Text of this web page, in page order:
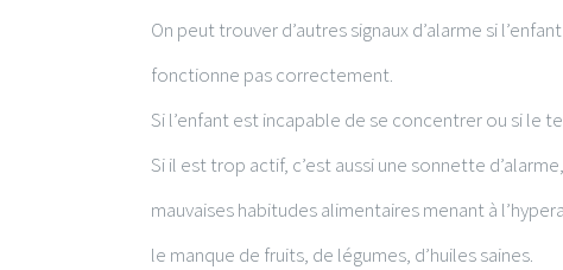
On peut trouver d’autres signaux d’alarme si
fonctionne pas correctement.
Si l’enfant est incapable de se concentrer ou si le
Si il est trop actif, c’est aussi une sonnette
mauvaises habitudes alimentaires menant à
le manque de fruits, de légumes, d’huiles saines.